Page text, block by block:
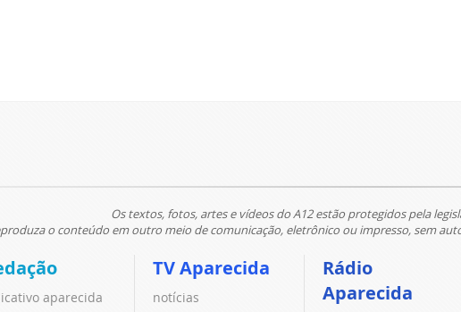
Os textos, fotos, artes e vídeos do A12 estão protegidos pela
o conteúdo em outro meio de comunicação, eletrônico ou impresso, sem
aparecida
TV Aparecida
notícias
Rádio
Aparecida